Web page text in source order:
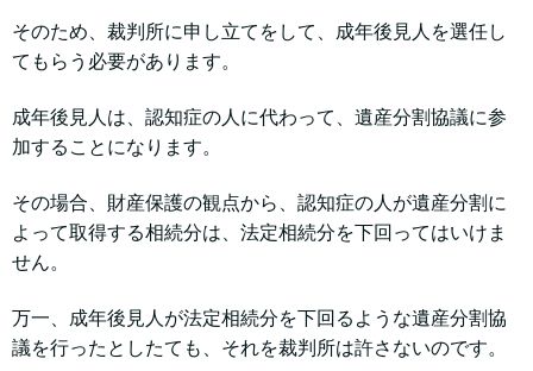
そのため、裁判所に申し立てをして、成年後見人を選任し
てもらう必要があります。
成年後見人は、認知症の人に代わって、遺産分割協議に参
加することになります。
その場合、財産保護の観点から、認知症の人が遺産分割に
よって取得する相続分は、法定相続分を下回ってはいけま
せん。
万一、成年後見人が法定相続分を下回るような遺産分割協
議を行ったとしたても、それを裁判所は許さないのです。